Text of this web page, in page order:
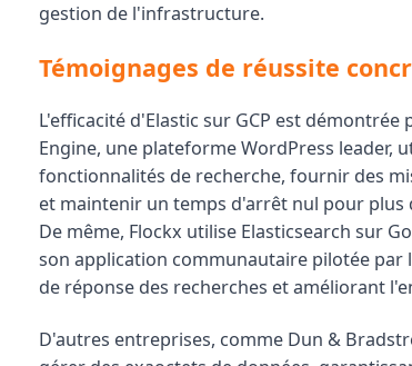
gestion de l'infrastructure.
Témoignages de réussite
L'efficacité d'Elastic sur GCP est
Engine, une plateforme WordPress leader,
fonctionnalités de recherche, fournir des
et maintenir un temps d'arrêt nul pour
De même, Flockx utilise Elasticsearch sur
son application communautaire pilotée
de réponse des recherches et améliorant
D'autres entreprises, comme Dun &